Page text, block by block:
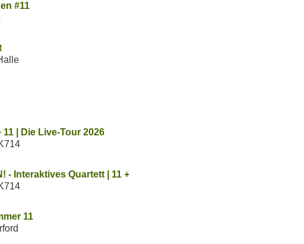
#11
11 | Die Live-Tour 2026
- Interaktives Quartett | 11 +
11